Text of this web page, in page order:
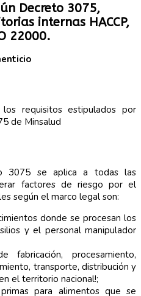
Decreto 3075,
internas HACCP,
22000.
requisitos estipulados por
de Minsalud
3075 se aplica a todas las
factores de riesgo por el
según el marco legal son:
donde se procesan los
y el personal manipulador
procesamiento,
transporte, distribución y
el territorio nacional!;
para alimentos que se